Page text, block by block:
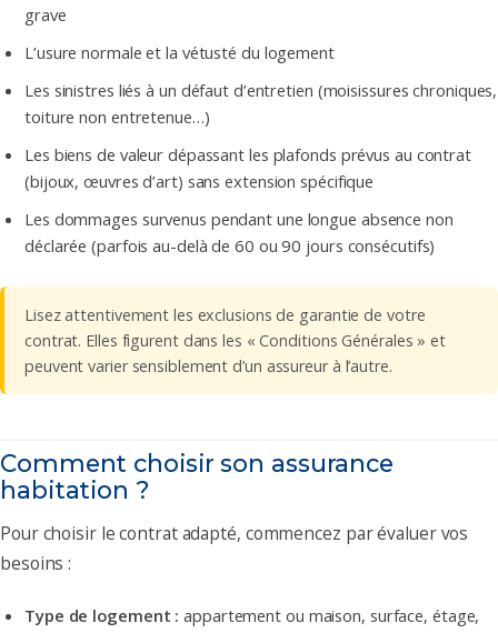
grave
L’usure normale et la vétusté du logement
Les sinistres liés à un défaut d’entretien (moisissures chroniques,
toiture non entretenue…)
Les biens de valeur dépassant les plafonds prévus au contrat
(bijoux, œuvres d’art) sans extension spécifique
Les dommages survenus pendant une longue absence non
déclarée (parfois au-delà de 60 ou 90 jours consécutifs)
Lisez attentivement les exclusions de garantie de votre
contrat. Elles figurent dans les « Conditions Générales » et
peuvent varier sensiblement d’un assureur à l’autre.
Comment choisir son assurance
habitation ?
Pour choisir le contrat adapté, commencez par évaluer vos
besoins :
Type de logement : appartement ou maison, surface, étage,